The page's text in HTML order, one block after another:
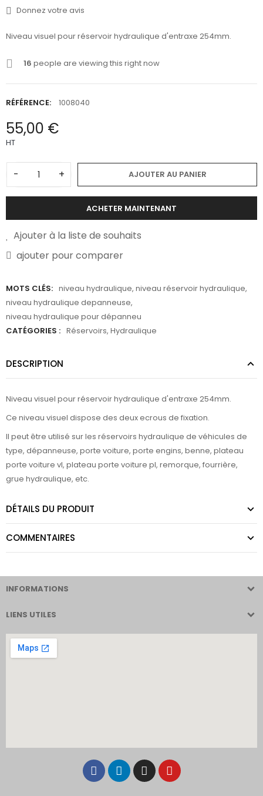
Donnez votre avis
Niveau visuel pour réservoir hydraulique d'entraxe 254mm.
16 people are viewing this right now
RÉFÉRENCE: 1008040
55,00 €
HT
- + AJOUTER AU PANIER
ACHETER MAINTENANT
Ajouter à la liste de souhaits
ajouter pour comparer
MOTS CLÉS: niveau hydraulique, niveau réservoir hydraulique,
niveau hydraulique depanneuse,
niveau hydraulique pour dépanneu
CATÉGORIES : Réservoirs, Hydraulique
DESCRIPTION
Niveau visuel pour réservoir hydraulique d'entraxe 254mm.
Ce niveau visuel dispose des deux ecrous de fixation.
Il peut être utilisé sur les réservoirs hydraulique de véhicules de
type, dépanneuse, porte voiture, porte engins, benne, plateau
porte voiture vl, plateau porte voiture pl, remorque, fourrière,
grue hydraulique, etc.
DÉTAILS DU PRODUIT
COMMENTAIRES
INFORMATIONS
LIENS UTILES